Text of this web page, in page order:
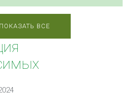
ПОКАЗАТЬ ВСЕ